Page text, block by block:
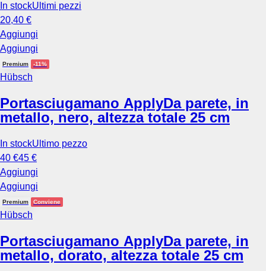
In stockUltimi pezzi
20,40 €
Aggiungi
Aggiungi
Premium -11%
Hübsch
Portasciugamano ApplyDa parete, in
metallo, nero, altezza totale 25 cm
In stockUltimo pezzo
40 €45 €
Aggiungi
Aggiungi
Premium Conviene
Hübsch
Portasciugamano ApplyDa parete, in
metallo, dorato, altezza totale 25 cm